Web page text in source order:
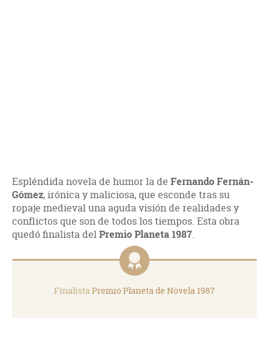
Espléndida novela de humor la de Fernando Fernán-
Gómez, irónica y maliciosa, que esconde tras su
ropaje medieval una aguda visión de realidades y
conflictos que son de todos los tiempos. Esta obra
quedó finalista delPremio Planeta 1987.
Finalista Premio Planeta de Novela 1987